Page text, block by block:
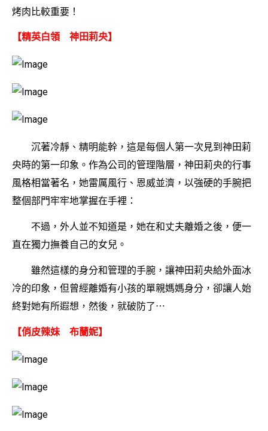
烤肉比較重要！
【精英白領 神田莉央】
沉著冷靜、精明能幹，這是每個人第一次見到神田莉
央時的第一印象。作為公司的管理階層，神田莉央的行事
風格相當著名，她雷厲風行、恩威並濟，以強硬的手腕把
整個部門牢牢地掌握在手裡：
不過，外人並不知道是，她在和丈夫離婚之後，便一
直在獨力撫養自己的女兒。
雖然這樣的身分和管理的手腕，讓神田莉央給外面冰
冷的印象，但曾經離婚有小孩的單親媽媽身分，卻讓人始
終對她有所遐想，然後，就破防了⋯
【俏皮辣妹 布蘭妮】